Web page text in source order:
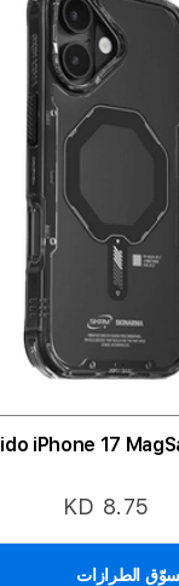
iPhone 17
KD 8.75
الطرازات